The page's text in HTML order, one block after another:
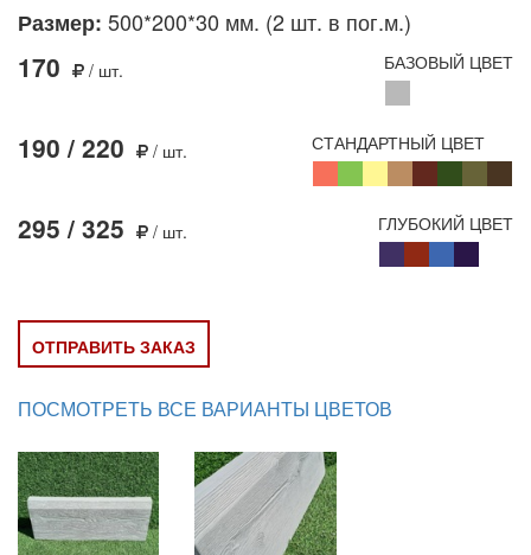
Размер: 500*200*30 мм. (2 шт. в пог.м.)
170 / шт. БАЗОВЫЙ ЦВЕТ
190 / 220 / шт. СТАНДАРТНЫЙ ЦВЕТ
295 / 325 / шт. ГЛУБОКИЙ ЦВЕТ
ОТПРАВИТЬ ЗАКАЗ
ПОСМОТРЕТЬ ВСЕ ВАРИАНТЫ ЦВЕТОВ